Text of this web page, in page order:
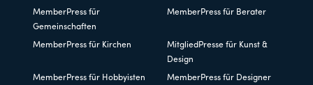
MemberPress für
Gemeinschaften
MemberPress für Berater
MemberPress für Kirchen
MitgliedPresse für Kunst &
Design
MemberPress für Hobbyisten MemberPress für Designer